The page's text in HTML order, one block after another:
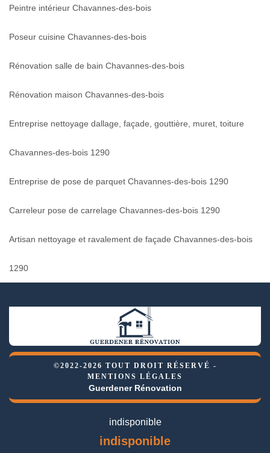
Peintre intérieur Chavannes-des-bois
Poseur cuisine Chavannes-des-bois
Rénovation salle de bain Chavannes-des-bois
Rénovation maison Chavannes-des-bois
Entreprise nettoyage dallage, façade, gouttière, muret, toiture
Chavannes-des-bois 1290
Entreprise de pose de parquet Chavannes-des-bois 1290
Carreleur pose de carrelage Chavannes-des-bois 1290
Artisan nettoyage et ravalement de façade Chavannes-des-bois
1290
©2022-2026 TOUT DROIT RÉSERVÉ -
MENTIONS LÉGALES
Guerdener Rénovation
indisponible
indisponible